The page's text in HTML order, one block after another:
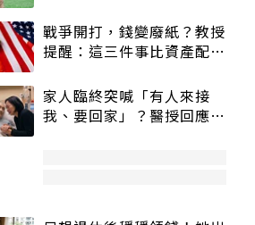
戰爭開打，錢變廢紙？教授
提醒：這三件事比資產配置
家人臨終突喊「有人來接
我、要回家」？醫授回應方